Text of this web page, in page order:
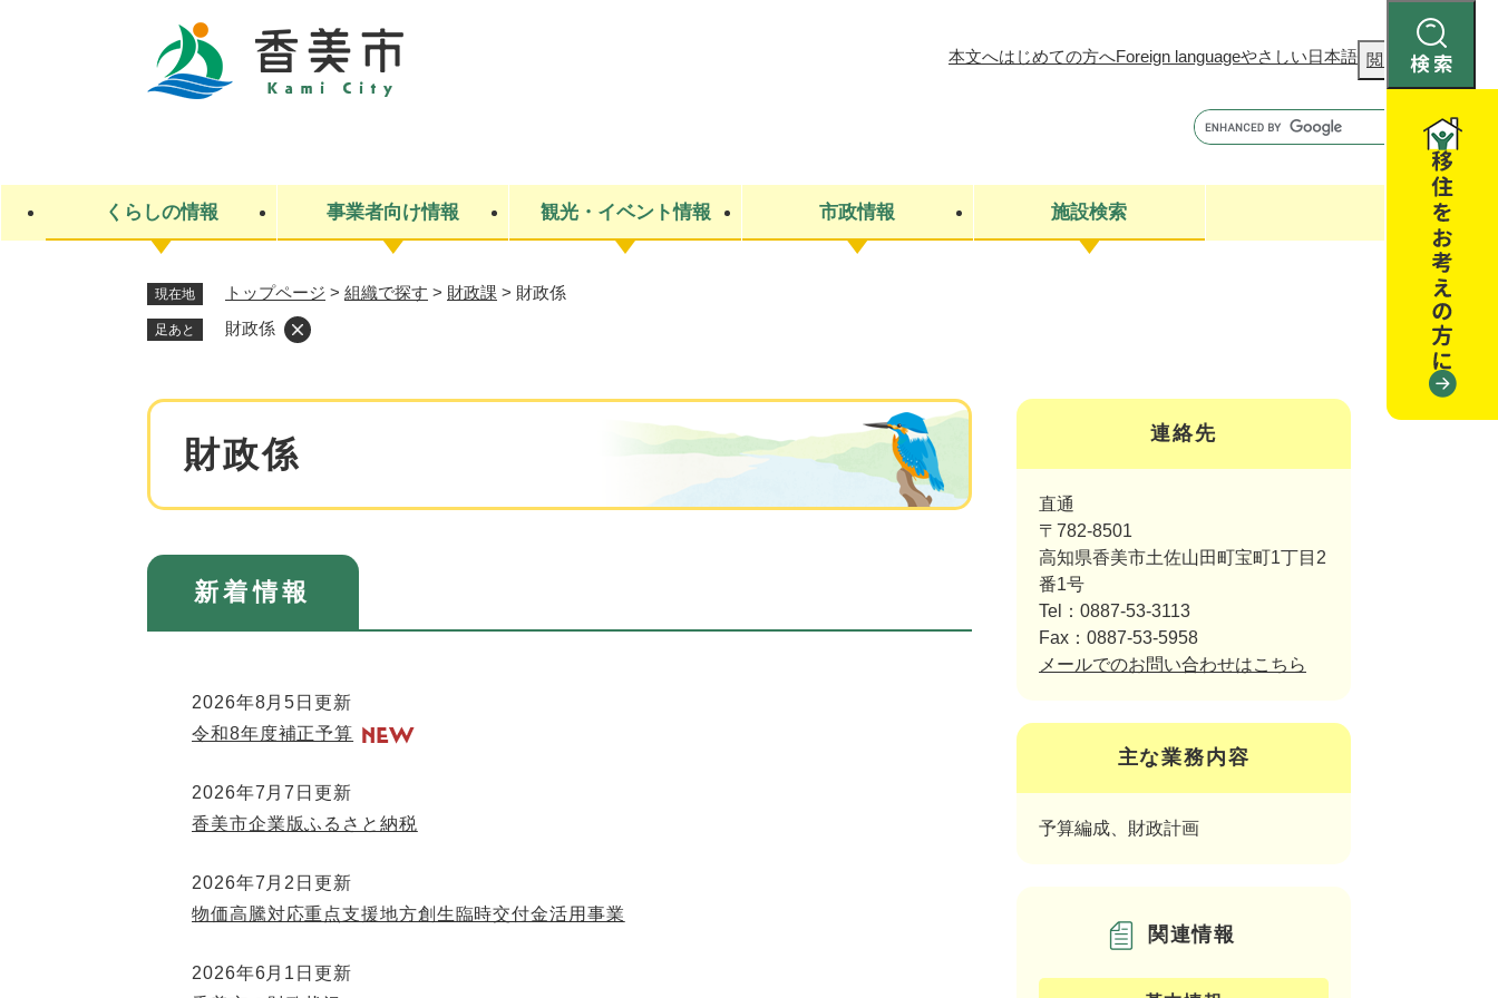
検
索
本文へはじめての方へForeign languageやさしい日本語 閲覧補助
索
くらしの情報
ライフステージ 住民票・戸籍
子ども
交通情報 市役所・施設案内
事業者向け情報
産業振興
保険
観光・イベント情報
観光スポット・観光施設 イベント・お祭り・特産品
市政情報
市政への参加
施設検索
現在地 トップページ > 組織で探す > 財政課 > 財政係
足あと 財政係
本
財政係
新着情報
2026年8月5日更新
令和8年度補正予算
2026年7月7日更新
香美市企業版ふるさと納税
2026年7月2日更新
物価高騰対応重点支援地方創生臨時交付金活用事業
2026年6月1日更新
連絡先
直通
〒782-8501
高知県香美市土佐山田町宝町1丁目2
番1号
Tel：0887-53-3113
Fax：0887-53-5958
メールでのお問い合わせはこちら
主な業務内容
予算編成、財政計画
関連情報